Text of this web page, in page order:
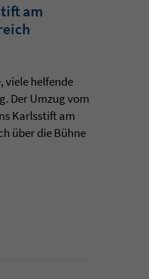
am
viele helfende
Der Umzug vom
Karlsstift am
über die Bühne